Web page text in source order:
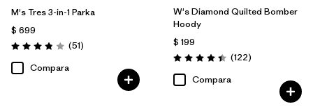
M's Tres 3-in-1 Parka
$ 699
Valoración: 3.8 / 5
(51Comentarios
)
Compara
W's Diamond Quilted Bomber
Hoody
$ 199
Valoración: 4.5 / 5
(122Comentarios
)
Compara